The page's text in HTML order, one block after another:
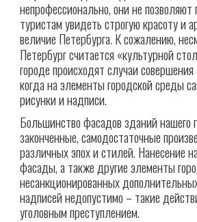
непрофессионально, они не позволяют
туристам увидеть строгую красоту и
величие Петербурга. К сожалению,
Петербург считается «культурной
городе происходят случаи
когда на элементы городской среды
рисунки и надписи.
Большинство фасадов зданий нашего
законченные, самодостаточные
различных эпох и стилей. Нанесение
фасады, а также другие элементы
несанкционированных
надписей недопустимо – такие
уголовным преступлением.